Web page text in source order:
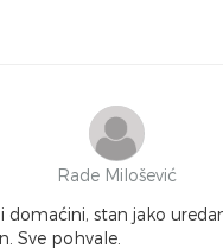
Rade Milošević
domaćini, stan jako
Sve pohvale.